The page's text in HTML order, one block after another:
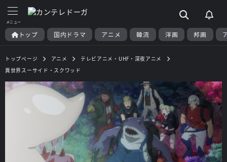
トップ 国内ドラマ アニメ 韓流 洋画 邦画
トップページ アニメ
テレビアニメ・UHF・深夜アニメ
異世界スーサイド・スクワッド